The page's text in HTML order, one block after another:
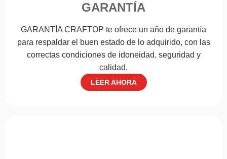
GARANTÍA
GARANTÍA CRAFTOP te ofrece un año de garantía
para respaldar el buen estado de lo adquirido, con las
correctas condiciones de idoneidad, seguridad y
calidad.
LEER AHORA